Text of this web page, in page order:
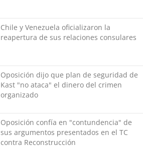
Chile y Venezuela oficializaron la
reapertura de sus relaciones consulares
Oposición dijo que plan de seguridad de
Kast "no ataca" el dinero del crimen
organizado
Oposición confía en "contundencia" de
sus argumentos presentados en el TC
contra Reconstrucción